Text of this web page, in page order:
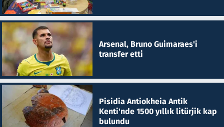
Arsenal, Bruno Guimaraes'i
transfer etti
Pisidia Antiokheia Antik
Kenti'nde 1500 yıllık litürjik kap
bulundu